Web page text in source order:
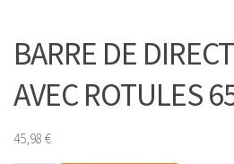
BARRE DE
AVEC ROTULES
45,98 €